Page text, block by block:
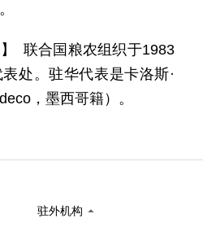
】 联合国粮农组织于1983
处。驻华代表是卡洛斯·
，墨西哥籍）。
驻外机构